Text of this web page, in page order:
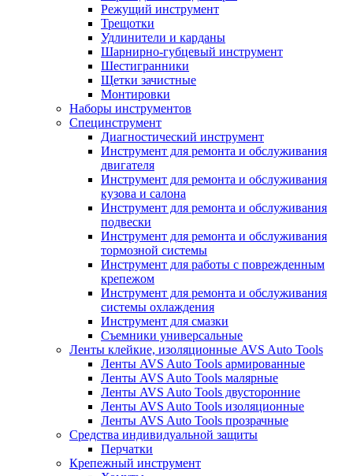
Режущий инструмент
Трещотки
Удлинители и карданы
Шарнирно-губцевый инструмент
Шестигранники
Щетки зачистные
Монтировки
Наборы инструментов
Специнструмент
Диагностический инструмент
Инструмент для ремонта и обслуживания
двигателя
Инструмент для ремонта и обслуживания
кузова и салона
Инструмент для ремонта и обслуживания
подвески
Инструмент для ремонта и обслуживания
тормозной системы
Инструмент для работы с поврежденным
крепежом
Инструмент для ремонта и обслуживания
системы охлаждения
Инструмент для смазки
Съемники универсальные
Ленты клейкие, изоляционные AVS Auto Tools
Ленты AVS Auto Tools армированные
Ленты AVS Auto Tools малярные
Ленты AVS Auto Tools двусторонние
Ленты AVS Auto Tools изоляционные
Ленты AVS Auto Tools прозрачные
Средства индивидуальной защиты
Перчатки
Крепежный инструмент